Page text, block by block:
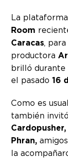
La
Room
Caracas,
productora
brilló durante
el pasado16
Como es
también
Phran,
la